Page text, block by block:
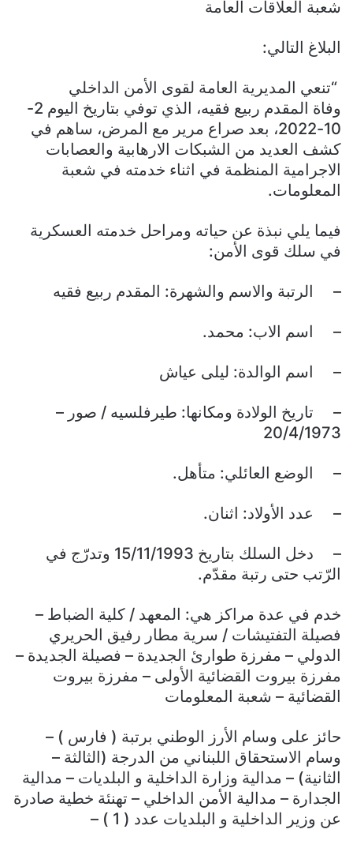
شعبة العلاقات العامة
البلاغ التالي:
“تنعي المديرية العامة لقوى الأمن الداخلي
وفاة المقدم ربيع فقيه، الذي توفي بتاريخ اليوم 2-
10-2022، بعد صراع مرير مع المرض، ساهم في
كشف العديد من الشبكات الارهابية والعصابات
الاجرامية المنظمة في اثناء خدمته في شعبة
المعلومات.
فيما يلي نبذة عن حياته ومراحل خدمته العسكرية
في سلك قوى الأمن:
– الرتبة والاسم والشهرة: المقدم ربيع فقيه
– اسم الاب: محمد.
– اسم الوالدة: ليلى عياش
– تاريخ الولادة ومكانها: طيرفلسيه / صور –
20/4/1973
– الوضع العائلي: متأهل.
– عدد الأولاد: اثنان.
– دخل السلك بتاريخ 15/11/1993‏ وتدرّج في
الرّتب حتى رتبة مقدّم.
خدم في عدة مراكز هي: المعهد / كلية الضباط –
فصيلة التفتيشات / سرية مطار رفيق الحريري
الدولي – مفرزة طوارئ الجديدة – فصيلة الجديدة –
مفرزة بيروت القضائية الأولى – مفرزة بيروت
القضائية ‏– ‏شعبة المعلومات
حائز على وسام الأرز الوطني برتبة ( فارس ) –
وسام الاستحقاق اللبناني من الدرجة (الثالثة –
الثانية) – مدالية وزارة الداخلية و البلديات – مدالية
الجدارة – مدالية الأمن الداخلي – تهنئة خطية صادرة
عن وزير الداخلية و البلديات عدد ( 1 )‏ ‏–‏ ‏